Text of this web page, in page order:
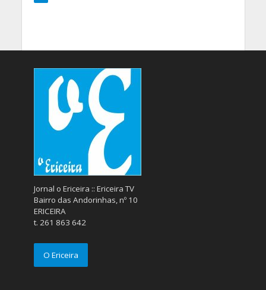
Jornal o Ericeira :: Ericeira TV
Bairro das Andorinhas, nº 10
ERICEIRA
t. 261 863 642
O Ericeira